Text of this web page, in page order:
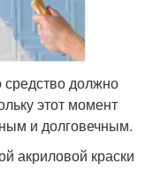
средство должно
этот момент
и долговечным.
акриловой краски